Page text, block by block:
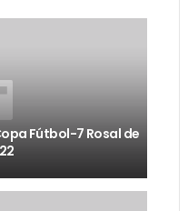
Fútbol-7 Rosal de